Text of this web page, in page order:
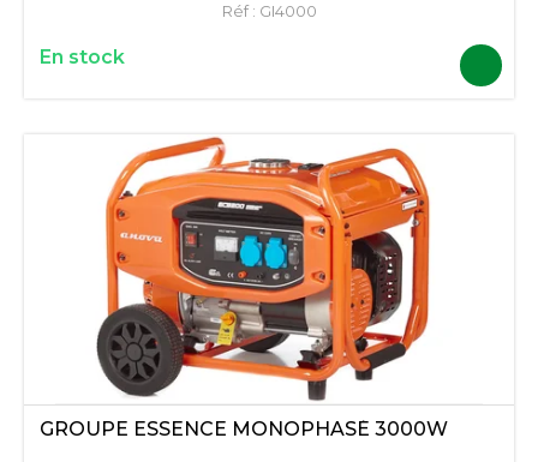
Réf : GI4000
En stock
GROUPE ESSENCE MONOPHASÉ 3000W